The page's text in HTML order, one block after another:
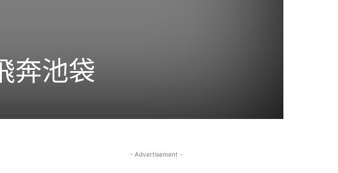
奔池袋
- Advertisement -